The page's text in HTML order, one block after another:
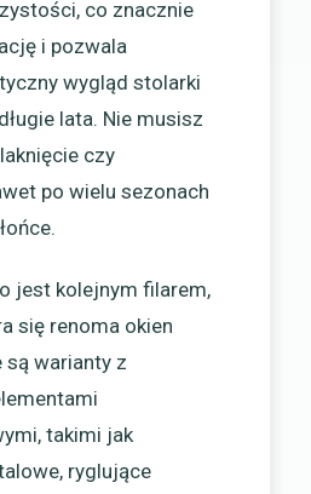
co znacznie
i pozwala
wygląd stolarki
lata. Nie musisz
czy
po wielu sezonach
jest kolejnym filarem,
się renoma okien
są warianty z
takimi jak
ryglujące